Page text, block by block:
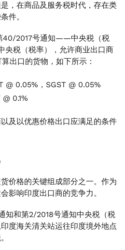
，在商品及服务税时代，存在类
件。
40/2017号通知——中央税（税
税（税率），允许商业出口商
出口的货物，如下所示：
@ 0.05%，SGST @ 0.05%
0.1%
及以优惠价格出口应满足的条件
价格的关键组成部分之一。作为
影响印度出口商的竞争力。
知和第2/2018号通知中央税（税
度海关清关站运往印度境外地点